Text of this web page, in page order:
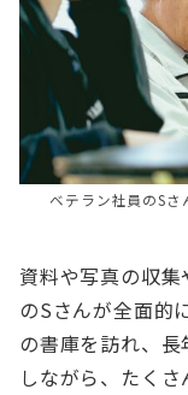
ベテラン社員のS
資料や写真の収
のSさんが全面的
の書庫を訪れ、
しながら、たく